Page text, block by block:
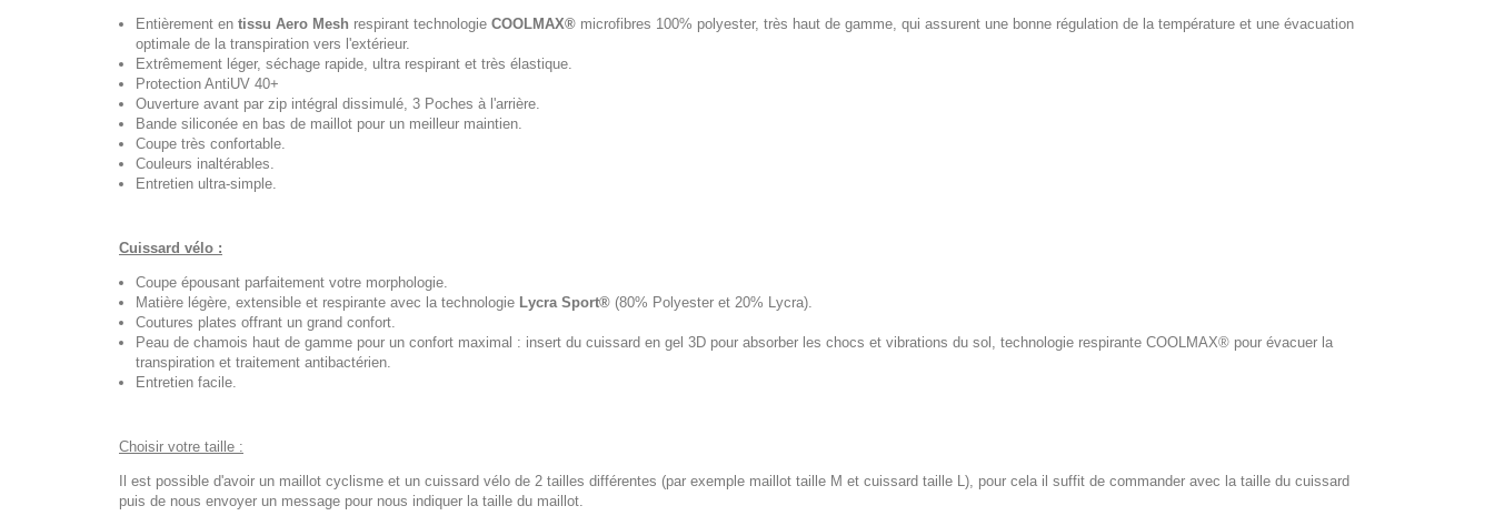
Entièrement en tissu Aero Mesh respirant technologie COOLMAX® microfibres 100% polyester, très haut de gamme, qui assurent une bonne régulation de la température et une évacuation
optimale de la transpiration vers l'extérieur.
Extrêmement léger, séchage rapide, ultra respirant et très élastique.
Protection AntiUV 40+
Ouverture avant par zip intégral dissimulé, 3 Poches à l'arrière.
Bande siliconée en bas de maillot pour un meilleur maintien.
Coupe très confortable.
Couleurs inaltérables.
Entretien ultra-simple.
Cuissard vélo :
Coupe épousant parfaitement votre morphologie.
Matière légère, extensible et respirante avec la technologie Lycra Sport® (80% Polyester et 20% Lycra).
Coutures plates offrant un grand confort.
Peau de chamois haut de gamme pour un confort maximal : insert du cuissard en gel 3D pour absorber les chocs et vibrations du sol, technologie respirante COOLMAX® pour évacuer la
transpiration et traitement antibactérien.
Entretien facile.
Choisir votre taille :
Il est possible d'avoir un maillot cyclisme et un cuissard vélo de 2 tailles différentes (par exemple maillot taille M et cuissard taille L), pour cela il suffit de commander avec la taille du cuissard
puis de nous envoyer un message pour nous indiquer la taille du maillot.